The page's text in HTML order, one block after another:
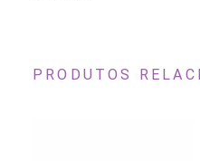
PRODUTOS